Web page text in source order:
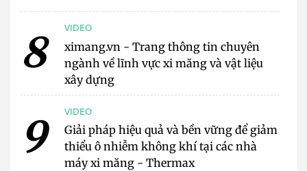
8 VIDEO
ximang.vn - Trang thông tin chuyên
ngành về lĩnh vực xi măng và vật liệu
xây dựng
9 VIDEO
Giải pháp hiệu quả và bền vững để giảm
thiểu ô nhiễm không khí tại các nhà
máy xi măng - Thermax